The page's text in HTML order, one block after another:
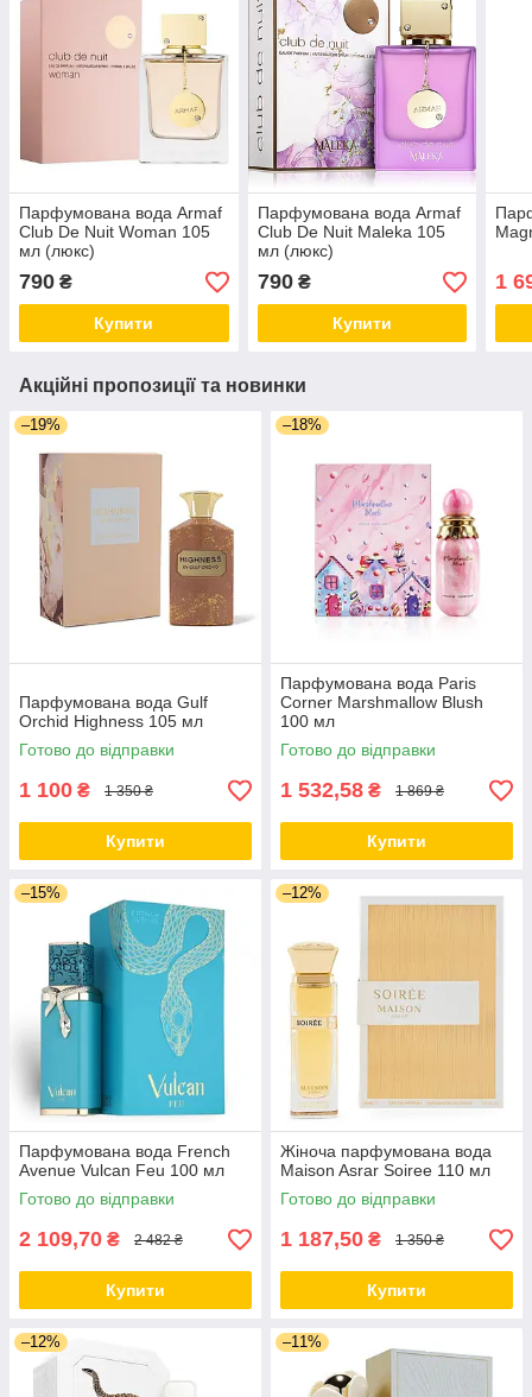
Парфумована вода Armaf
Club De Nuit Woman 105
мл (люкс)
790 ₴
Купити
Парфумована вода Armaf
Club De Nuit Maleka 105
мл (люкс)
790₴
Купити
1
Акційні пропозиції та новинки
–19%
Парфумована вода Gulf
Orchid Highness 105 мл
Готово до відправки
1 100 ₴ 1 350 ₴
Купити
–18%
Парфумована вода Paris
Corner Marshmallow Blush
100 мл
Готово до відправки
1 532,58 ₴ 1 869 ₴
Купити
–15%
Парфумована вода French
Avenue Vulcan Feu 100 мл
Готово до відправки
2 109,70 ₴ 2 482 ₴
Купити
–12%
Жіноча парфумована вода
Maison Asrar Soiree 110 мл
Готово до відправки
1 187,50 ₴ 1 350 ₴
Купити
–12% –11%